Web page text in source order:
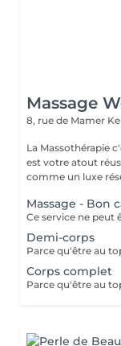
Massage
8, rue de Mamer
La Massothérapie
est votre atout réussite ! Fini de considérer
comme un luxe
Massage - Bon
Demi-corps
Corps complet